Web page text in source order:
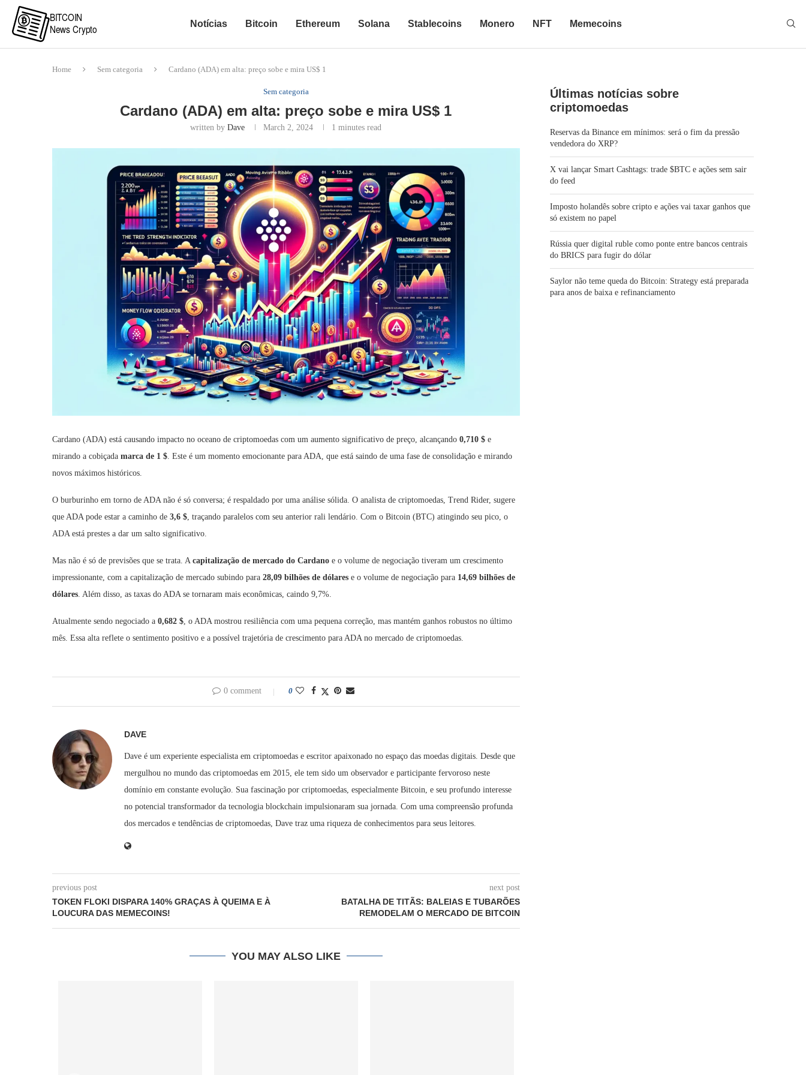
Notícias Bitcoin Ethereum Solana Stablecoins Monero NFT Memecoins
Home Sem categoria Cardano (ADA) em alta: preço sobe e mira US$ 1
Sem categoria
Cardano (ADA) em alta: preço sobe e mira US$ 1
written byDave March 2, 2024 1 minutes read
Cardano (ADA) está causando impacto no oceano de criptomoedas com um aumento significativo de preço, alcançando 0,710 $ e
mirando a cobiçada marca de 1 $ . Este é um momento emocionante para ADA, que está saindo de uma fase de consolidação e mirando
novos máximos históricos.
O burburinho em torno de ADA não é só conversa; é respaldado por uma análise sólida. O analista de criptomoedas, Trend Rider, sugere
que ADA pode estar a caminho de 3,6 $ , traçando paralelos com seu anterior rali lendário. Com o Bitcoin (BTC) atingindo seu pico, o
ADA está prestes a dar um salto significativo.
Mas não é só de previsões que se trata. A capitalização de mercado do Cardano e o volume de negociação tiveram um crescimento
impressionante, com a capitalização de mercado subindo para 28,09 bilhões de dólares e o volume de negociação para 14,69 bilhões de
dólares . Além disso, as taxas do ADA se tornaram mais econômicas, caindo 9,7%.
Atualmente sendo negociado a 0,682 $ , o ADA mostrou resiliência com uma pequena correção, mas mantém ganhos robustos no último
mês. Essa alta reflete o sentimento positivo e a possível trajetória de crescimento para ADA no mercado de criptomoedas.
0 comment 0
DAVE
Dave é um experiente especialista em criptomoedas e escritor apaixonado no espaço das moedas digitais. Desde que
mergulhou no mundo das criptomoedas em 2015, ele tem sido um observador e participante fervoroso neste
domínio em constante evolução. Sua fascinação por criptomoedas, especialmente Bitcoin, e seu profundo interesse
no potencial transformador da tecnologia blockchain impulsionaram sua jornada. Com uma compreensão profunda
dos mercados e tendências de criptomoedas, Dave traz uma riqueza de conhecimentos para seus leitores.
previous post
TOKEN FLOKI DISPARA 140% GRAÇAS À QUEIMA E À
LOUCURA DAS MEMECOINS!
next post
BATALHA DE TITÃS: BALEIAS E TUBARÕES
REMODELAM O MERCADO DE BITCOIN
YOU MAY ALSO LIKE
Últimas notícias sobre
criptomoedas
Reservas da Binance em mínimos: será o fim da pressão
vendedora do XRP?
X vai lançar Smart Cashtags: trade $BTC e ações sem sair
do feed
Imposto holandês sobre cripto e ações vai taxar ganhos que
só existem no papel
Rússia quer digital ruble como ponte entre bancos centrais
do BRICS para fugir do dólar
Saylor não teme queda do Bitcoin: Strategy está preparada
para anos de baixa e refinanciamento